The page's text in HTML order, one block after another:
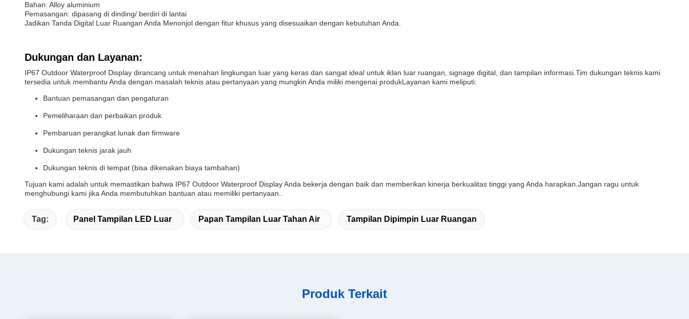
Bahan: Alloy aluminium
Pemasangan: dipasang di dinding/ berdiri di lantai
Jadikan Tanda Digital Luar Ruangan Anda Menonjol dengan fitur khusus yang disesuaikan dengan kebutuhan Anda.
Dukungan dan Layanan:
IP67 Outdoor Waterproof Display dirancang untuk menahan lingkungan luar yang keras dan sangat ideal untuk iklan luar ruangan, signage digital, dan tampilan informasi.Tim dukungan teknis kami
tersedia untuk membantu Anda dengan masalah teknis atau pertanyaan yang mungkin Anda miliki mengenai produkLayanan kami meliputi:
Bantuan pemasangan dan pengaturan
Pemeliharaan dan perbaikan produk
Pembaruan perangkat lunak dan firmware
Dukungan teknis jarak jauh
Dukungan teknis di tempat (bisa dikenakan biaya tambahan)
Tujuan kami adalah untuk memastikan bahwa IP67 Outdoor Waterproof Display Anda bekerja dengan baik dan memberikan kinerja berkualitas tinggi yang Anda harapkan.Jangan ragu untuk
menghubungi kami jika Anda membutuhkan bantuan atau memiliki pertanyaan..
Tag: Panel Tampilan LED Luar Papan Tampilan Luar Tahan Air Tampilan Dipimpin Luar Ruangan
Produk Terkait